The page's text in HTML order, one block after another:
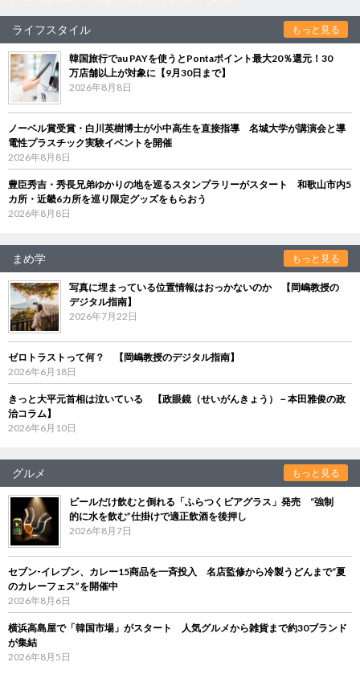
ライフスタイル もっと見る
韓国旅行でau PAYを使うとPontaポイント最大20％還元！30
万店舗以上が対象に【9月30日まで】
2026年8月8日
ノーベル賞受賞・白川英樹博士が小中高生を直接指導 名城大学が講演会と導
電性プラスチック実験イベントを開催
2026年8月8日
豊臣秀吉・秀長兄弟ゆかりの地を巡るスタンプラリーがスタート 和歌山市内5
カ所・近畿6カ所を巡り限定グッズをもらおう
2026年8月8日
まめ学 もっと見る
写真に埋まっている位置情報はおっかないのか 【岡嶋教授の
デジタル指南】
2026年7月22日
ゼロトラストって何？ 【岡嶋教授のデジタル指南】
2026年6月18日
きっと大平元首相は泣いている 【政眼鏡（せいがんきょう）－本田雅俊の政
治コラム】
2026年6月10日
グルメ もっと見る
ビールだけ飲むと倒れる「ふらつくビアグラス」発売 “強制
的に水を飲む”仕掛けで適正飲酒を後押し
2026年8月7日
セブン‐イレブン、カレー15商品を一斉投入 名店監修から冷製うどんまで“夏
のカレーフェス”を開催中
2026年8月6日
横浜高島屋で「韓国市場」がスタート 人気グルメから雑貨まで約30ブランド
が集結
2026年8月5日